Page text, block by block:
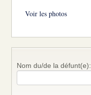
Voir les photos
Nom du/de la défunt(e):